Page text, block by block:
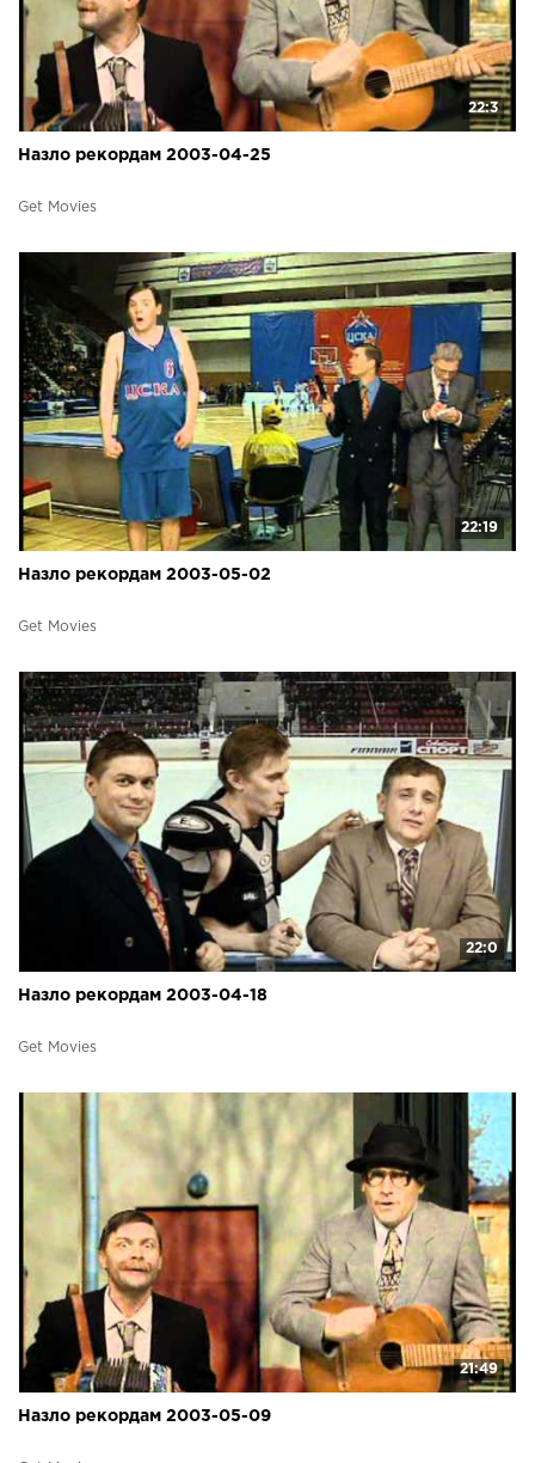
22:3
Назло рекордам 2003-04-25
Get Movies
22:19
Назло рекордам 2003-05-02
Get Movies
22:0
Назло рекордам 2003-04-18
Get Movies
21:49
Назло рекордам 2003-05-09